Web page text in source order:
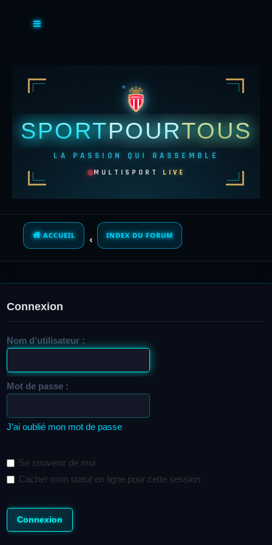
SPORTPOURTOUS
LA PASSION QUI RASSEMBLE
MULTISPORT LIVE
ACCUEIL INDEX DU FORUM
Connexion
Nom d’utilisateur :
Mot de passe :
J’ai oublié mon mot de passe
Se souvenir de moi
Cacher mon statut en ligne pour cette session